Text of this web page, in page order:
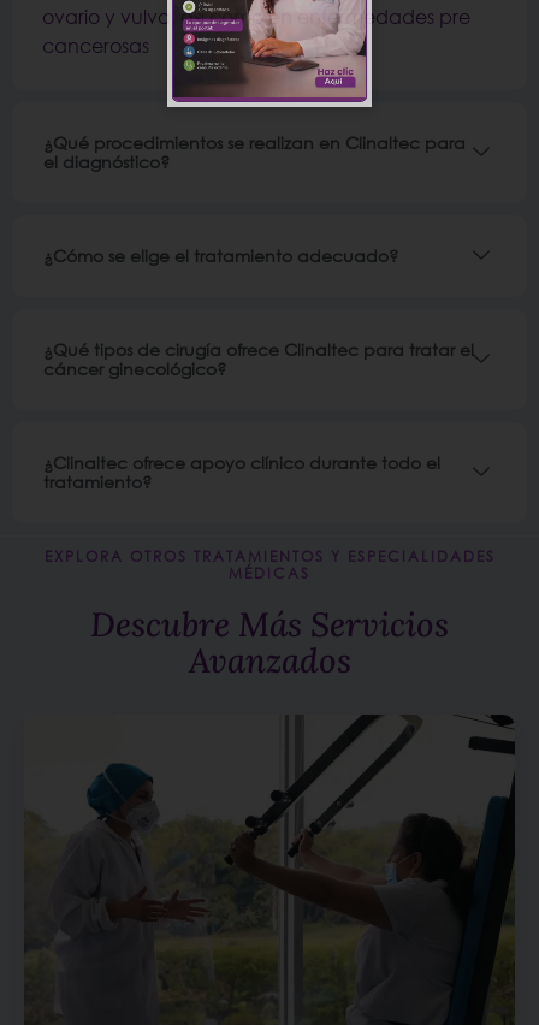
ovario y vulva, así como en enfermedades pre
cancerosas
¿Qué procedimientos se realizan en Clinaltec para
el diagnóstico?
¿Cómo se elige el tratamiento adecuado?
¿Qué tipos de cirugía ofrece Clinaltec para tratar el
cáncer ginecológico?
¿Clinaltec ofrece apoyo clínico durante todo el
tratamiento?
EXPLORA OTROS TRATAMIENTOS Y ESPECIALIDADES
MÉDICAS
Descubre Más Servicios
Avanzados